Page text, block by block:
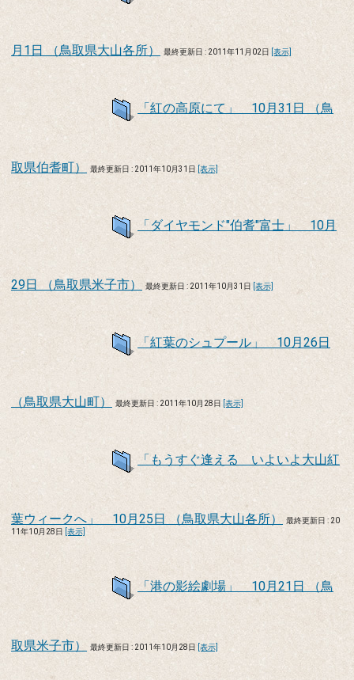
月1日 （鳥取県大山各所） 最終更新日 : 2011年11月02日 [表示]
「紅の高原にて」 10月31日 （鳥
取県伯耆町） 最終更新日 : 2011年10月31日 [表示]
「ダイヤモンド"伯耆"富士」 10月
29日 （鳥取県米子市） 最終更新日 : 2011年10月31日 [表示]
「紅葉のシュプール」 10月26日
（鳥取県大山町） 最終更新日 : 2011年10月28日 [表示]
「もうすぐ逢える いよいよ大山紅
葉ウィークへ」 10月25日 （鳥取県大山各所）
最終更新日 : 20
11年10月28日
[表示]
「港の影絵劇場」 10月21日 （鳥
取県米子市） 最終更新日 : 2011年10月28日 [表示]